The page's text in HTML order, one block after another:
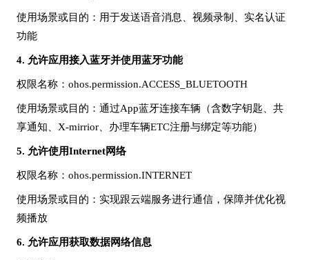
使用场景或目的 ：用于发送语音消息、视频录制、实名认证
功能
4. 允许应用接入蓝牙并使用蓝牙功能
权限名称： ohos.permission.ACCESS_BLUETOOTH
使用场景或目的 ：通过App蓝牙连接车辆（含数字钥匙、共
享通知、X-mirrior、办理车辆ETC注册与绑定等功能）
5. 允许使用Internet网络
权限名称： ohos.permission.INTERNET
使用场景或目的 ：实现跟云端服务进行通信，保障并优化视
频播放
6. 允许应用获取数据网络信息